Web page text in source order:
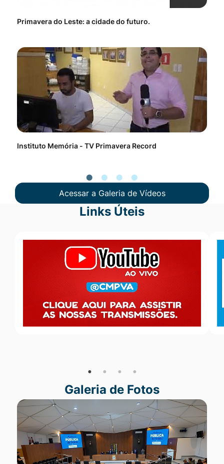
Primavera do Leste: a cidade do futuro.
Instituto Memória - TV Primavera Record
Acessar a Galeria de Vídeos
Seção Links ÚteisLinks Úteis
Seção Galeria de Fotos
Galeria de Fotos